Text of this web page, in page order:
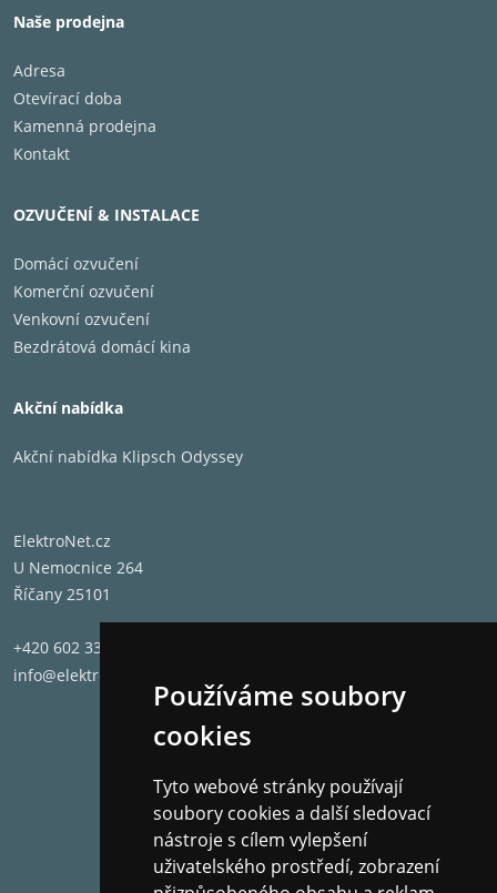
Používáme soubory
cookies
Tyto webové stránky používají
soubory cookies a další sledovací
nástroje s cílem vylepšení
uživatelského prostředí, zobrazení
Naše prodejna
Adresa
Otevírací doba
Kamenná prodejna
Kontakt
OZVUČENÍ & INSTALACE
Domácí ozvučení
Komerční ozvučení
Venkovní ozvučení
Bezdrátová domácí kina
Akční nabídka
Akční nabídka Klipsch Odyssey
ElektroNet.cz
U Nemocnice 264
Říčany 25101
+420 602 331 662
info@elektronet.cz